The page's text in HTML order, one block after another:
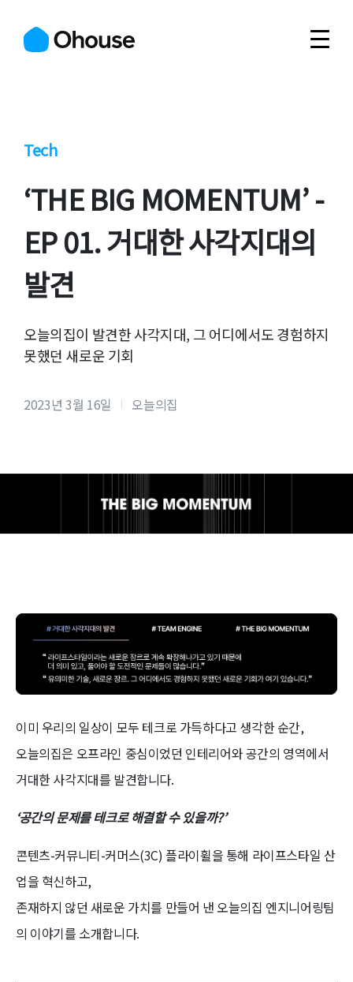
Tech
‘THE BIG MOMENTUM’ -
EP 01. 거대한 사각지대의
발견
오늘의집이 발견한 사각지대, 그 어디에서도 경험하지
못했던 새로운 기회
2023년 3월 16일 오늘의집
이미 우리의 일상이 모두 테크로 가득하다고 생각한 순간,
오늘의집은 오프라인 중심이었던 인테리어와 공간의 영역에서
거대한 사각지대를 발견합니다.
‘공간의 문제를 테크로 해결할 수 있을까?’
콘텐츠-커뮤니티-커머스(3C) 플라이휠을 통해 라이프스타일 산
업을 혁신하고,
존재하지 않던 새로운 가치를 만들어 낸 오늘의집 엔지니어링팀
의 이야기를 소개합니다.